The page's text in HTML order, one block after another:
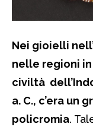
Nei gioielli
nelle regioni
civiltà
a. C., c’era un
policromia.